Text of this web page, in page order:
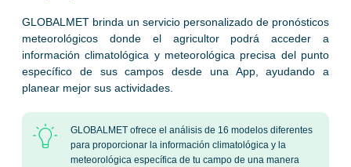
GLOBALMET brinda un servicio personalizado de pronósticos
meteorológicos donde el agricultor podrá acceder a
información climatológica y meteorológica precisa del punto
específico de sus campos desde una App, ayudando a
planear mejor sus actividades.
GLOBALMET ofrece el análisis de 16 modelos diferentes
para proporcionar la información climatológica y la
meteorológica específica de tu campo de una manera